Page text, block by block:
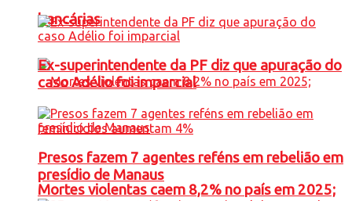
bancárias
Mortes violentas caem 8,2% no país em 2025;
Ex-superintendente da PF diz que apuração do
caso Adélio foi imparcial
Presos fazem 7 agentes reféns em rebelião em
presídio de Manaus